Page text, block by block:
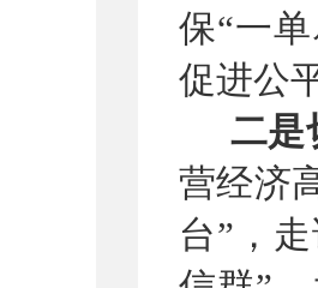
保“一
促进公
二是
营经济
台”，